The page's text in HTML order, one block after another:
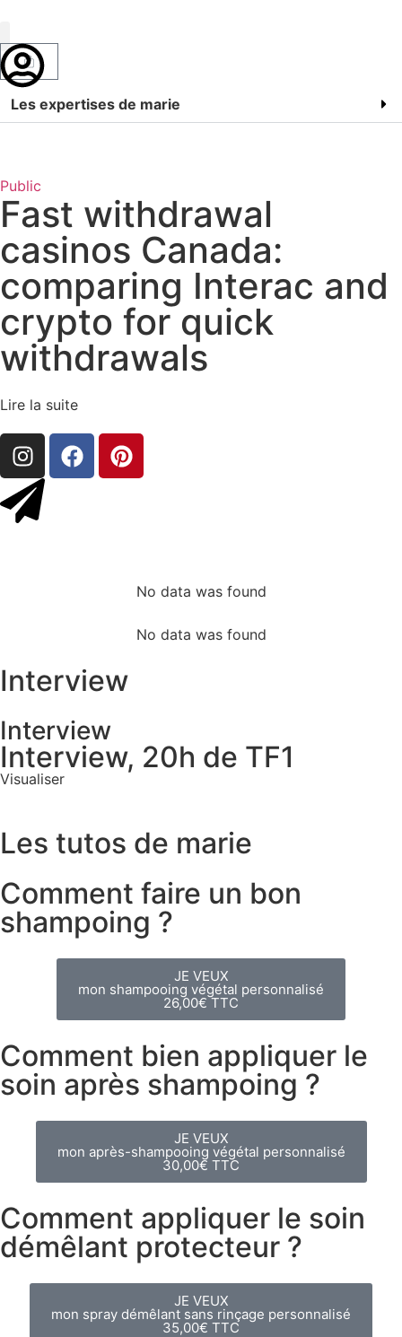
Les expertises de marie
Public
Fast withdrawal
casinos Canada:
comparing Interac and
crypto for quick
withdrawals
Lire la suite
No data was found
No data was found
Interview
Interview
Interview, 20h de TF1
Visualiser
Les tutos de marie
Comment faire un bon
shampoing ?
JE VEUX
mon shampooing végétal personnalisé
26,00€ TTC
Comment bien appliquer le
soin après shampoing ?
JE VEUX
mon après-shampooing végétal personnalisé
30,00€ TTC
Comment appliquer le soin
démêlant protecteur ?
JE VEUX
mon spray démêlant sans rinçage personnalisé
35,00€ TTC